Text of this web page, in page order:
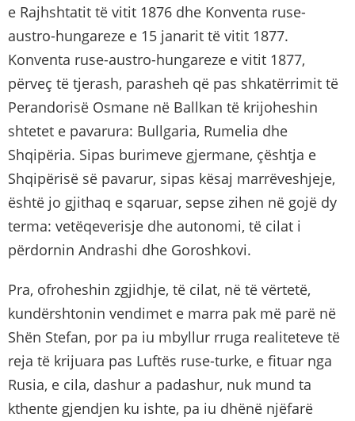
e Rajhshtatit të vitit 1876 dhe Konventa ruse-
austro-hungareze e 15 janarit të vitit 1877.
Konventa ruse-austro-hungareze e vitit 1877,
përveç të tjerash, parasheh që pas shkatërrimit të
Perandorisë Osmane në Ballkan të krijoheshin
shtetet e pavarura: Bullgaria, Rumelia dhe
Shqipëria. Sipas burimeve gjermane, çështja e
Shqipërisë së pavarur, sipas kësaj marrëveshjeje,
është jo gjithaq e sqaruar, sepse zihen në gojë dy
terma: vetëqeverisje dhe autonomi, të cilat i
përdornin Andrashi dhe Goroshkovi.
Pra, ofroheshin zgjidhje, të cilat, në të vërtetë,
kundërshtonin vendimet e marra pak më parë në
Shën Stefan, por pa iu mbyllur rruga realiteteve të
reja të krijuara pas Luftës ruse-turke, e fituar nga
Rusia, e cila, dashur a padashur, nuk mund ta
kthente gjendjen ku ishte, pa iu dhënë njëfarë